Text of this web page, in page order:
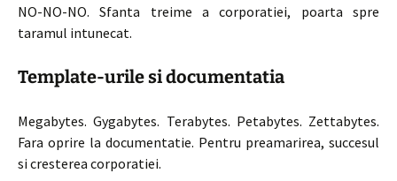
NO-NO-NO. Sfanta treime a corporatiei, poarta spre
taramul intunecat.
Template-urile si documentatia
Megabytes. Gygabytes. Terabytes. Petabytes. Zettabytes.
Fara oprire la documentatie. Pentru preamarirea, succesul
si cresterea corporatiei.